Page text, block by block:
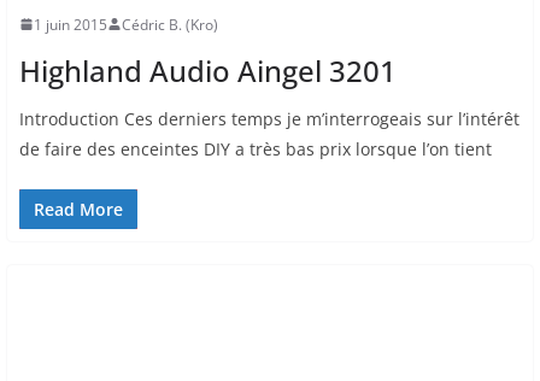
1 juin 2015 Cédric B. (Kro)
Highland Audio Aingel 3201
Introduction Ces derniers temps je m’interrogeais sur l’intérêt
de faire des enceintes DIY a très bas prix lorsque l’on tient
Read More